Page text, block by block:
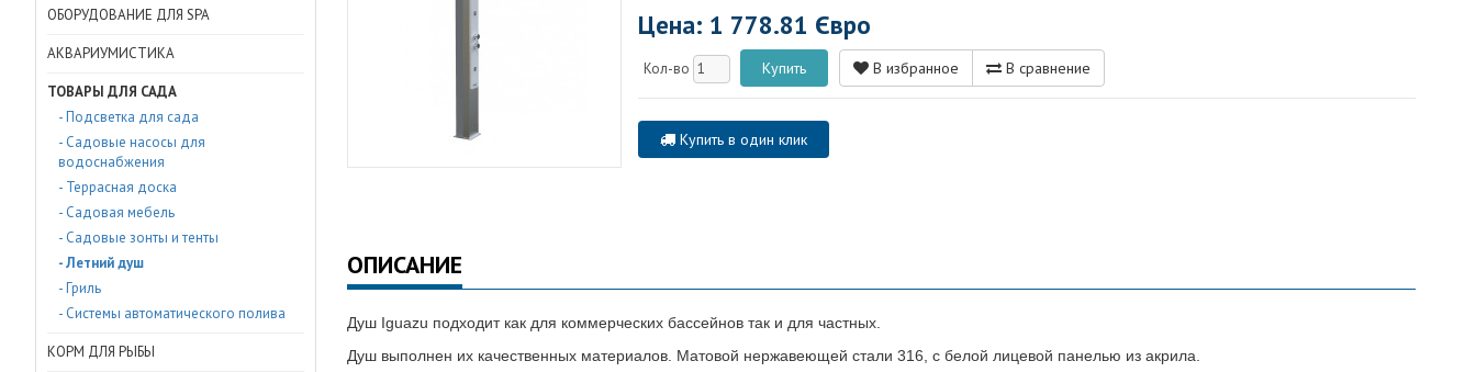
ОБОРУДОВАНИЕ ДЛЯ SPA
АКВАРИУМИСТИКА
ТОВАРЫ ДЛЯ САДА
- Подсветка для сада
- Садовые насосы для
водоснабжения
- Террасная доска
- Садовая мебель
- Садовые зонты и тенты
- Летний душ
- Гриль
- Системы автоматического полива
КОРМ ДЛЯ РЫБЫ
Цена: 1 778.81 Євро
Кол-во В избранное В сравнение
Купить в один клик
ОПИСАНИЕ
Душ Iguazu подходит как для коммерческих бассейнов так и для частных.
Душ выполнен их качественных материалов. Матовой нержавеющей стали 316, с белой лицевой панелью из акрила.